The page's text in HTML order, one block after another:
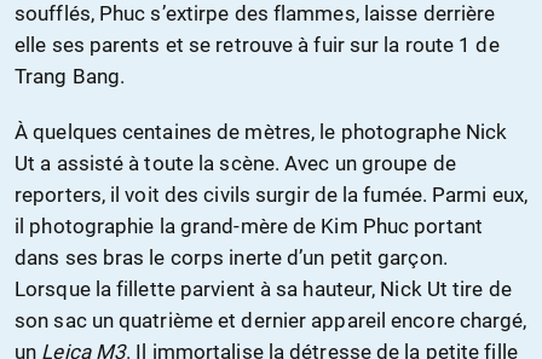
soufflés, Phuc s’extirpe des flammes, laisse derrière
elle ses parents et se retrouve à fuir sur la route 1 de
Trang Bang.
À quelques centaines de mètres, le photographe Nick
Ut a assisté à toute la scène. Avec un groupe de
reporters, il voit des civils surgir de la fumée. Parmi eux,
il photographie la grand-mère de Kim Phuc portant
dans ses bras le corps inerte d’un petit garçon.
Lorsque la fillette parvient à sa hauteur, Nick Ut tire de
son sac un quatrième et dernier appareil encore chargé,
un Leica M3. Il immortalise la détresse de la petite fille